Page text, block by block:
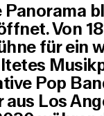
Von
für ein
Pop
Los